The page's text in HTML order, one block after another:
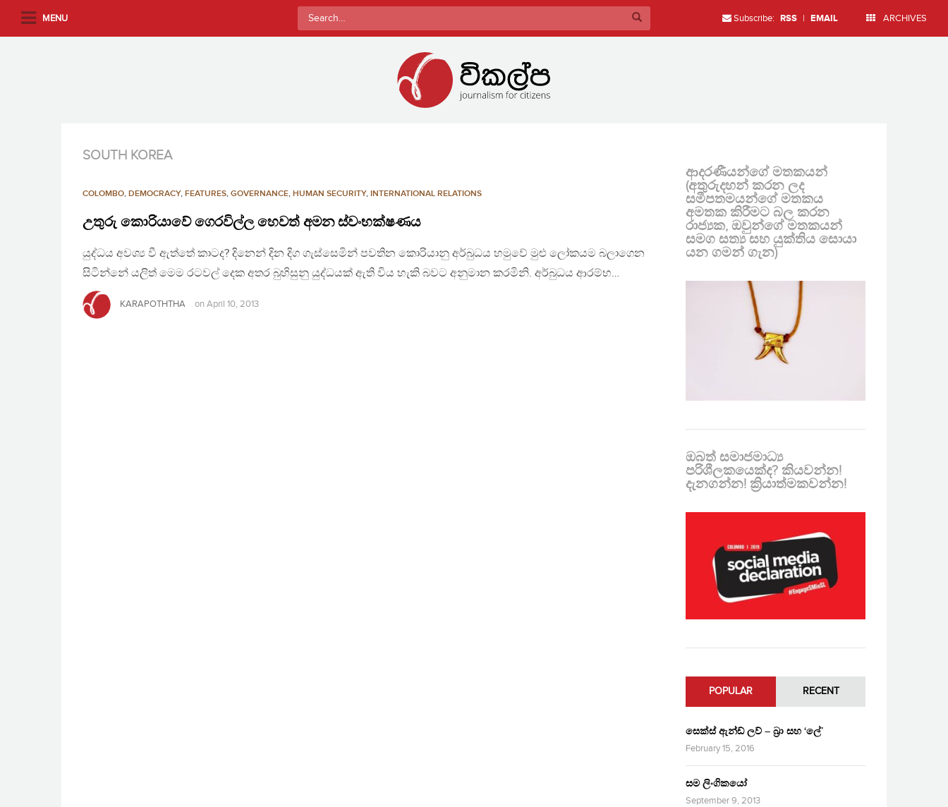
MENU
Search
for:
Subscribe: RSS | EMAIL ARCHIVES
SOUTH KOREA
COLOMBO, DEMOCRACY, FEATURES, GOVERNANCE, HUMAN SECURITY, INTERNATIONAL RELATIONS
උතුරු කොරියාවේ ගෙරවිල්ල හෙවත් අමන ස්වංභක්ෂණය
යුද්ධය අවශ්‍ය වී ඇත්තේ කාටද? දිනෙන් දින දිග ගැස්සෙමින් පවතින කොරියානු අර්බුධය හමුවේ මුළු ලෝකයම බලාගෙන
සිටින්නේ යලිත් මෙම රටවල් දෙක අතර බුහිසුනු යුද්ධයක් ඇති විය හැකි බවට අනුමාන කරමිනි. අර්බුධය ආරම්භ…
KARAPOTHTHA on April 10, 2013
ආදරණීයන්ගේ මතකයන්
(අතුරුදහන් කරන ලද
සමීපතමයන්ගේ මතකය
අමතක කිරීමට බල කරන
රාජ්‍යක, ඔවුන්ගේ මතකයන්
සමග සත්‍ය සහ යුක්තිය සොයා
යන ගමන් ගැන)
ඔබත් සමාජමාධ්‍ය
පරිශීලකයෙක්ද? කියවන්න!
දැනගන්න! ක්‍රියාත්මකවන්න!
POPULAR RECENT
සෙක්ස් ඇන්ඩ් ලව් – බ්‍රා සහ ‘ලේ’
February 15, 2016
සම ලිංගිකයෝ
September 9, 2013